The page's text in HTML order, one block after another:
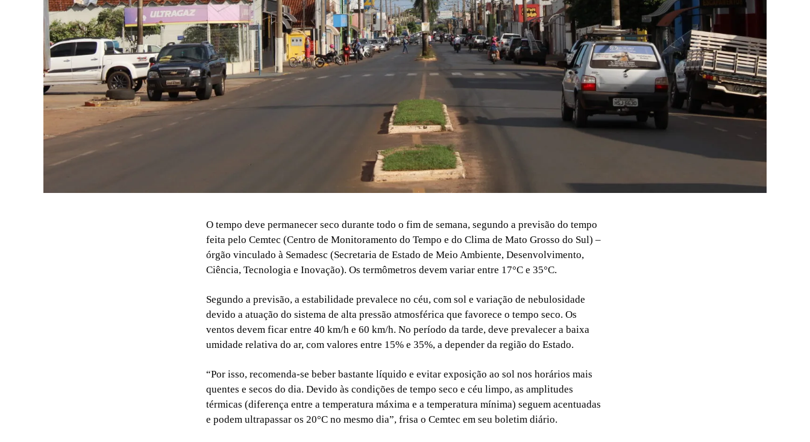
O tempo deve permanecer seco durante todo o fim de semana, segundo a previsão do tempo
feita pelo Cemtec (Centro de Monitoramento do Tempo e do Clima de Mato Grosso do Sul) –
órgão vinculado à Semadesc (Secretaria de Estado de Meio Ambiente, Desenvolvimento,
Ciência, Tecnologia e Inovação). Os termômetros devem variar entre 17°C e 35°C.
Segundo a previsão, a estabilidade prevalece no céu, com sol e variação de nebulosidade
devido a atuação do sistema de alta pressão atmosférica que favorece o tempo seco. Os
ventos devem ficar entre 40 km/h e 60 km/h. No período da tarde, deve prevalecer a baixa
umidade relativa do ar, com valores entre 15% e 35%, a depender da região do Estado.
“Por isso, recomenda-se beber bastante líquido e evitar exposição ao sol nos horários mais
quentes e secos do dia. Devido às condições de tempo seco e céu limpo, as amplitudes
térmicas (diferença entre a temperatura máxima e a temperatura mínima) seguem acentuadas
e podem ultrapassar os 20°C no mesmo dia”, frisa o Cemtec em seu boletim diário.